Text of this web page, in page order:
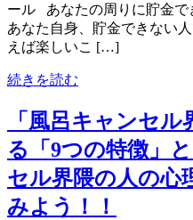
ール あなたの周りに貯金で
あなた自身、貯金できない
えば楽しいこ […]
続きを読む
「風呂キャンセ
る「9つの特徴」
セル界隈の人の心
みよう！！